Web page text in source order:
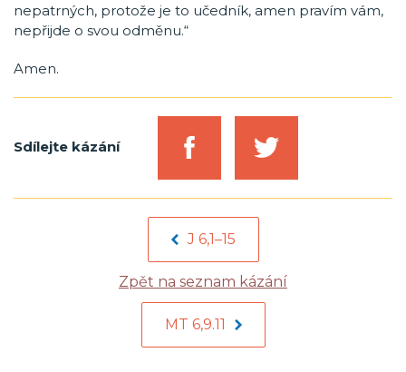
nepatrných, protože je to učedník, amen pravím vám,
nepřijde o svou odměnu.“
Amen.
Sdílejte kázání
J 6,1–15
Zpět na seznam kázání
MT 6,9.11